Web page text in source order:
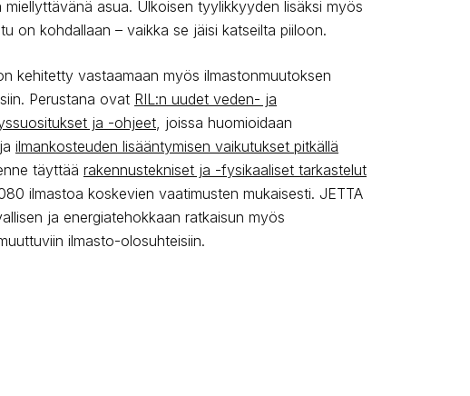
asua. Ulkoisen tyylikkyyden lisäksi myös
on kohdallaan – vaikka se jäisi katseilta piiloon.
kehitetty vastaamaan myös ilmastonmuutoksen
Perustana ovat RIL:n uudet veden- ja
ja -ohjeet, joissa huomioidaan
ilmankosteuden lisääntymisen vaikutukset pitkällä
täyttää rakennustekniset ja -fysikaaliset tarkastelut
ilmastoa koskevien vaatimusten mukaisesti. JETTA
ja energiatehokkaan ratkaisun myös
ilmasto-olosuhteisiin.